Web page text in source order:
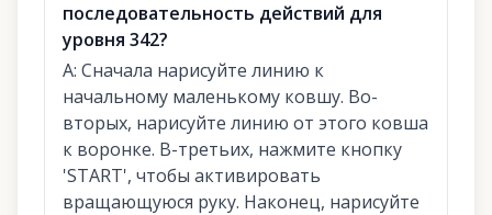
последовательность действий для
уровня 342?
A: Сначала нарисуйте линию к
начальному маленькому ковшу. Во-
вторых, нарисуйте линию от этого ковша
к воронке. В-третьих, нажмите кнопку
'START', чтобы активировать
вращающуюся руку. Наконец, нарисуйте